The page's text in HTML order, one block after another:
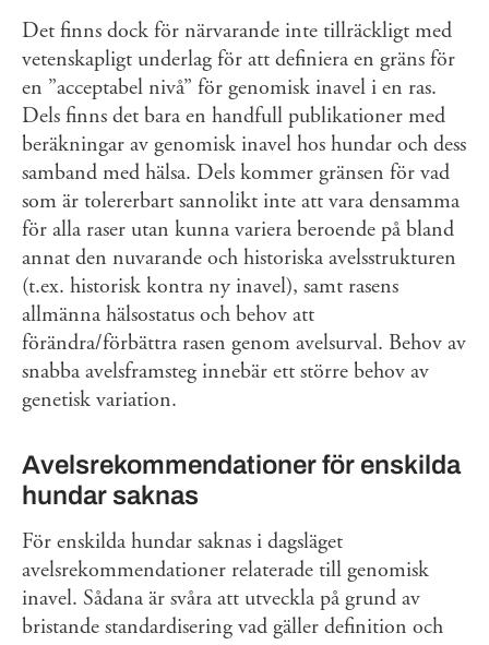
Det finns dock för närvarande inte tillräckligt med
vetenskapligt underlag för att definiera en gräns för
en ”acceptabel nivå” för genomisk inavel i en ras.
Dels finns det bara en handfull publikationer med
beräkningar av genomisk inavel hos hundar och dess
samband med hälsa. Dels kommer gränsen för vad
som är tolererbart sannolikt inte att vara densamma
för alla raser utan kunna variera beroende på bland
annat den nuvarande och historiska avelsstrukturen
(t.ex. historisk kontra ny inavel), samt rasens
allmänna hälsostatus och behov att
förändra/förbättra rasen genom avelsurval. Behov av
snabba avelsframsteg innebär ett större behov av
genetisk variation.
Avelsrekommendationer för enskilda
hundar saknas
För enskilda hundar saknas i dagsläget
avelsrekommendationer relaterade till genomisk
inavel. Sådana är svåra att utveckla på grund av
bristande standardisering vad gäller definition och